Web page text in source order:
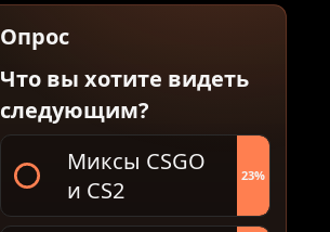
Опрос
Что вы хотите видеть
следующим?
Миксы CSGO
и CS2
23%